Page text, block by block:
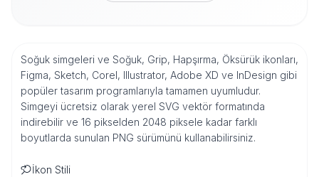
Soğuk simgeleri ve Soğuk, Grip, Hapşırma, Öksürük ikonları,
Figma, Sketch, Corel, Illustrator, Adobe XD ve InDesign gibi
popüler tasarım programlarıyla tamamen uyumludur.
Simgeyi ücretsiz olarak yerel SVG vektör formatında
indirebilir ve 16 pikselden 2048 piksele kadar farklı
boyutlarda sunulan PNG sürümünü kullanabilirsiniz.
İkon Stili